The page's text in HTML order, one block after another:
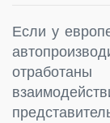
Если у